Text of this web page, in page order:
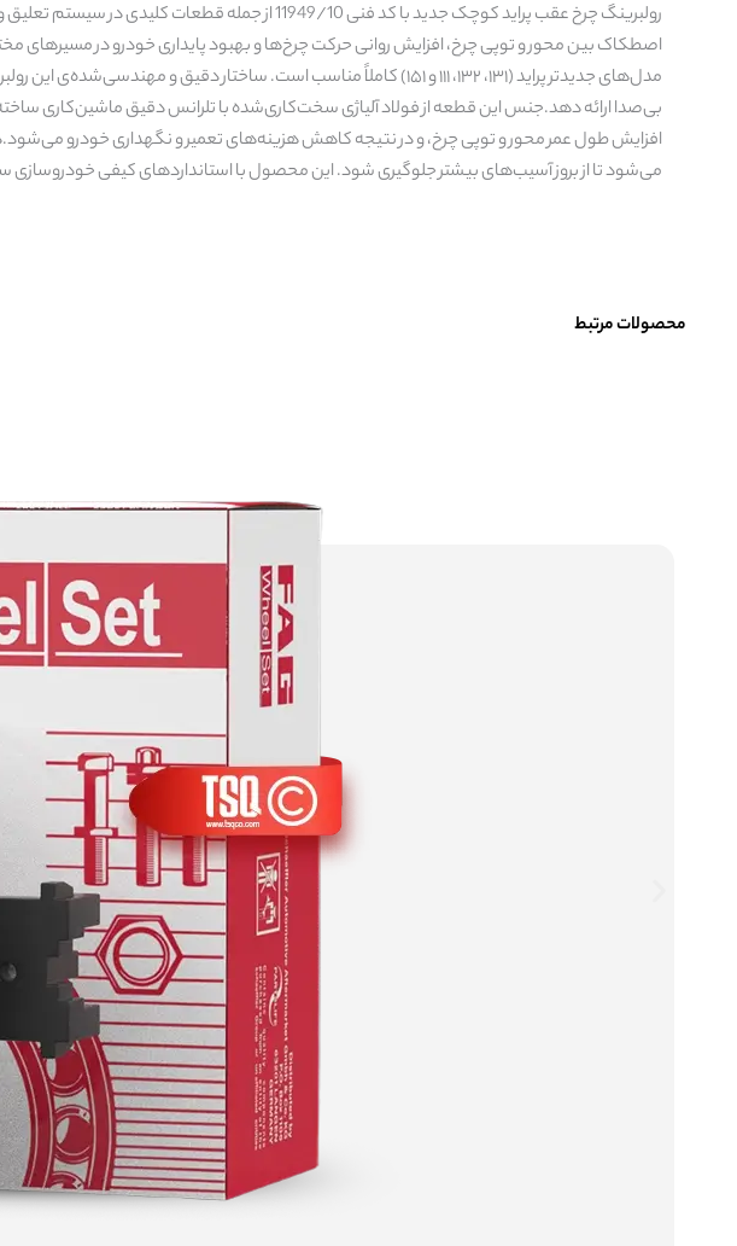
رولبرینگ چرخ عقب پراید کوچک جدید با کد فنی
اصطکاک بین محور و توپی چرخ، افزایش روانی حرکت چرخ‌ها و بهبود پایداری خودرو در مسیرهای
مدل‌های جدیدتر پراید (۱۳۱، ۱۳۲، ۱۱۱ و ۱۵۱) کاملاً مناسب است. ساختار
بی‌صدا ارائه دهد.جنس این قطعه از فولاد آلیاژی سخت‌کاری‌شده با تلرانس دقیق ماشین‌کاری ساخته
افزایش طول عمر محور و توپی چرخ، و در نتیجه کاهش هزینه‌های تعمیر و نگهداری خودرو
می‌شود تا از بروز آسیب‌های بیشتر جلوگیری شود. این محصول با استانداردهای کیفی خودروسازی
محصولات مرتبط